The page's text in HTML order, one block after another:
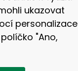
sekce
ukazovat
personalizace
"Ano,